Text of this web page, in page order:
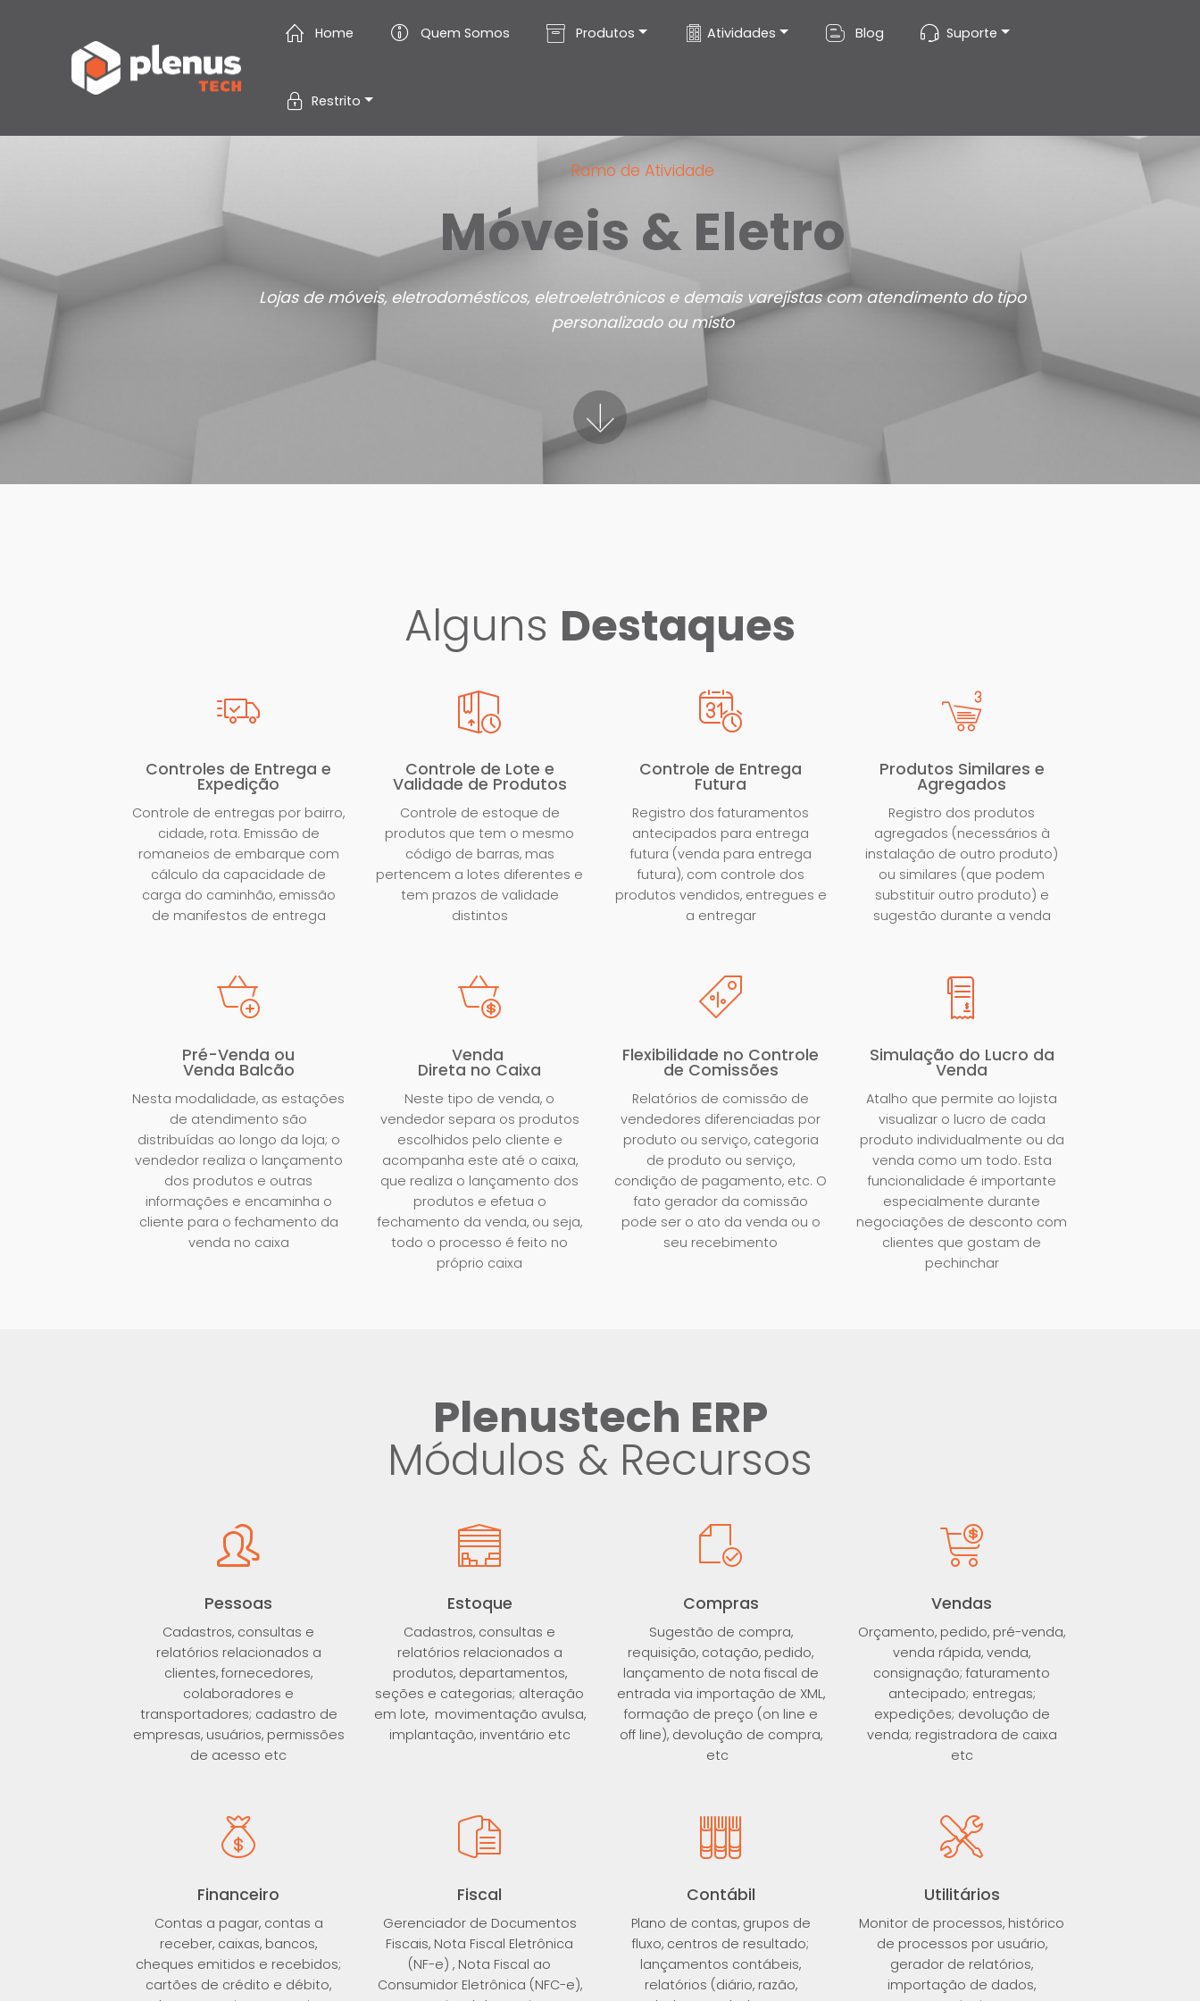
Home Quem Somos Produtos Atividades Blog Suporte
Restrito
Ramo de Atividade
Móveis & Eletro
Lojas de móveis, eletrodomésticos, eletroeletrônicos e demais varejistas com atendimento do tipo
personalizado ou misto
Alguns Destaques
Controles de Entrega e
Expedição
Controle de entregas por bairro,
cidade, rota. Emissão de
romaneios de embarque com
cálculo da capacidade de
carga do caminhão, emissão
de manifestos de entrega
Controle de Lote e
Validade de Produtos
Controle de estoque de
produtos que tem o mesmo
código de barras, mas
pertencem a lotes diferentes e
tem prazos de validade
distintos
Controle de Entrega
Futura
Registro dos faturamentos
antecipados para entrega
futura (venda para entrega
futura), com controle dos
produtos vendidos, entregues e
a entregar
Produtos Similares e
Agregados
Registro dos produtos
agregados (necessários à
instalação de outro produto)
ou similares (que podem
substituir outro produto) e
sugestão durante a venda
Pré-Venda ou
Venda Balcão
Nesta modalidade, as estações
de atendimento são
distribuídas ao longo da loja; o
vendedor realiza o lançamento
dos produtos e outras
informações e encaminha o
cliente para o fechamento da
venda no caixa
Venda
Direta no Caixa
Neste tipo de venda, o
vendedor separa os produtos
escolhidos pelo cliente e
acompanha este até o caixa,
que realiza o lançamento dos
produtos e efetua o
fechamento da venda, ou seja,
todo o processo é feito no
próprio caixa
Flexibilidade no Controle
de Comissões
Relatórios de comissão de
vendedores diferenciadas por
produto ou serviço, categoria
de produto ou serviço,
condição de pagamento, etc. O
fato gerador da comissão
pode ser o ato da venda ou o
seu recebimento
Simulação do Lucro da
Venda
Atalho que permite ao lojista
visualizar o lucro de cada
produto individualmente ou da
venda como um todo. Esta
funcionalidade é importante
especialmente durante
negociações de desconto com
clientes que gostam de
pechinchar
Plenustech ERP
Módulos & Recursos
Pessoas
Cadastros, consultas e
relatórios relacionados a
clientes, fornecedores,
colaboradores e
transportadores; cadastro de
empresas, usuários, permissões
de acesso etc
Estoque
Cadastros, consultas e
relatórios relacionados a
produtos, departamentos,
seções e categorias; alteração
em lote, movimentação avulsa,
implantação, inventário etc
Compras
Sugestão de compra,
requisição, cotação, pedido,
lançamento de nota fiscal de
entrada via importação de XML,
formação de preço (on line e
off line), devolução de compra,
etc
Vendas
Orçamento, pedido, pré-venda,
venda rápida, venda,
consignação; faturamento
antecipado; entregas;
expedições; devolução de
venda; registradora de caixa
etc
Financeiro
Contas a pagar, contas a
receber, caixas, bancos,
cheques emitidos e recebidos;
cartões de crédito e débito,
Fiscal
Gerenciador de Documentos
Fiscais, Nota Fiscal Eletrônica
(NF-e) , Nota Fiscal ao
Consumidor Eletrônica (NFC-e),
Contábil
Plano de contas, grupos de
fluxo, centros de resultado;
lançamentos contábeis,
relatórios (diário, razão,
Utilitários
Monitor de processos, histórico
de processos por usuário,
gerador de relatórios,
importação de dados,